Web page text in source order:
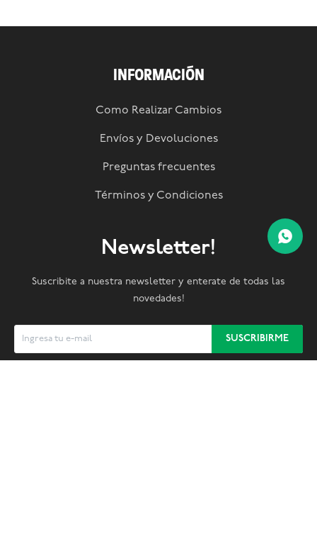
INFORMACIÓN
Como Realizar Cambios
Envíos y Devoluciones
Preguntas frecuentes
Términos y Condiciones
Newsletter!
Suscribite a nuestra newsletter y enterate de todas las
novedades!
SUSCRIBIRME